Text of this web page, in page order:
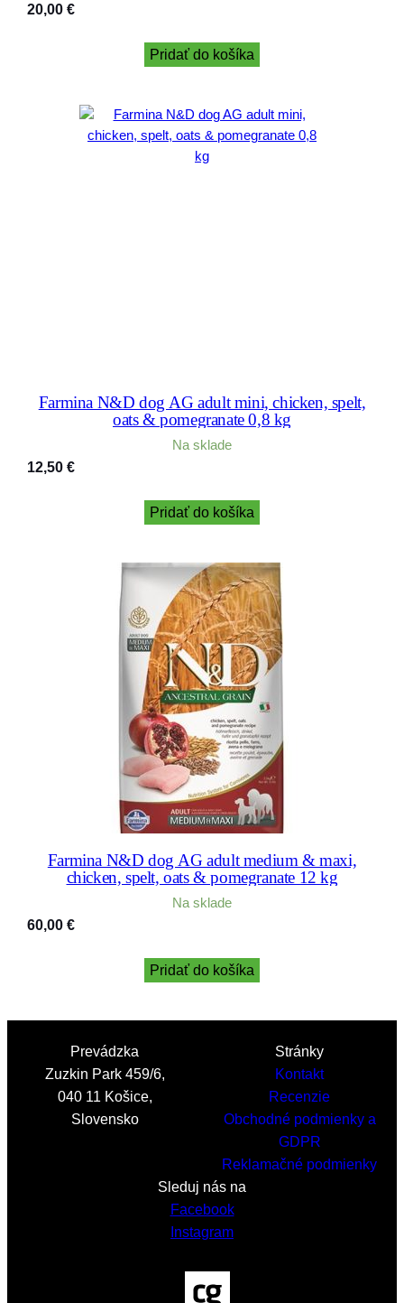
20,00 €
Pridať do košíka
Farmina N&D dog AG adult mini, chicken, spelt,
oats & pomegranate 0,8 kg
Na sklade
12,50 €
Pridať do košíka
Farmina N&D dog AG adult medium & maxi,
chicken, spelt, oats & pomegranate 12 kg
Na sklade
60,00 €
Pridať do košíka
Prevádzka
Zuzkin Park 459/6,
040 11 Košice,
Slovensko
Stránky
Kontakt
Recenzie
Obchodné podmienky a
GDPR
Reklamačné podmienky
Sleduj nás na
Facebook
Instagram